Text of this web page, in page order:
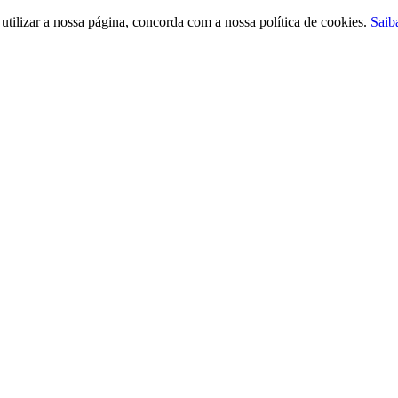
a nossa página, concorda com a nossa política de cookies.